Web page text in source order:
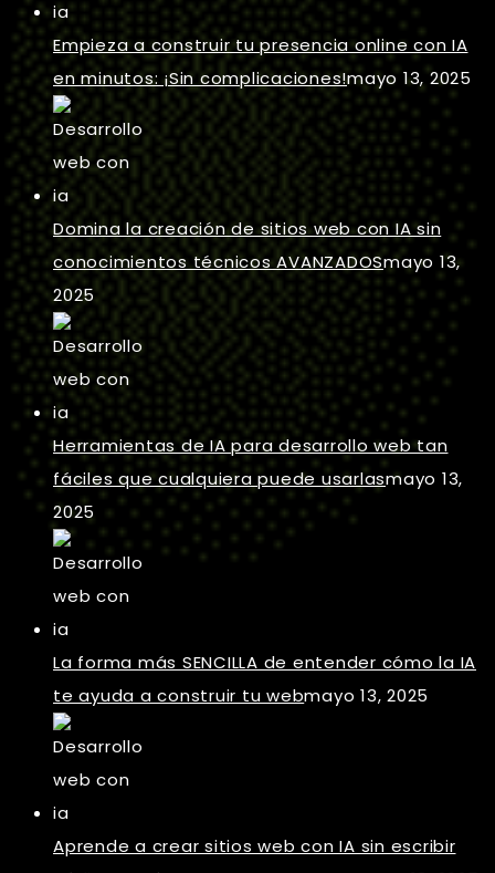
Empieza a construir tu presencia online con IA
en minutos: ¡Sin complicaciones!mayo 13, 2025
Domina la creación de sitios web con IA sin
conocimientos técnicos AVANZADOSmayo 13,
2025
Herramientas de IA para desarrollo web tan
fáciles que cualquiera puede usarlasmayo 13,
2025
La forma más SENCILLA de entender cómo la IA
te ayuda a construir tu webmayo 13, 2025
Aprende a crear sitios web con IA sin escribir